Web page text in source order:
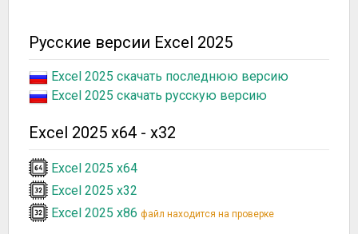
Русские версии Excel 2025
Excel 2025 скачать последнюю версию
Excel 2025 скачать русскую версию
Excel 2025 x64 - x32
Excel 2025 x64
Excel 2025 x32
Excel 2025 x86 файл находится на проверке